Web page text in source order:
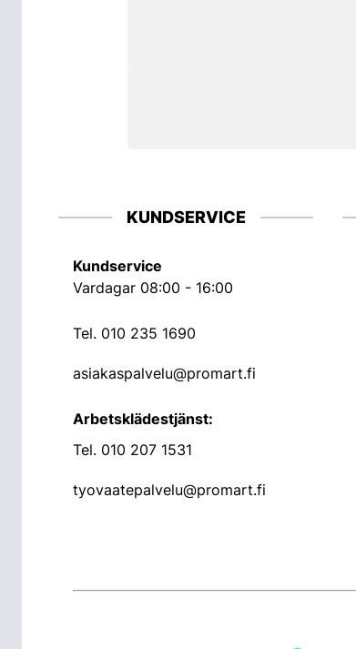
KUNDSERVICE
Kundservice
Vardagar 08:00 - 16:00
Tel. 010 235 1690
asiakaspalvelu@promart.fi
Arbetsklädestjänst:
Tel. 010 207 1531
tyovaatepalvelu@promart.fi